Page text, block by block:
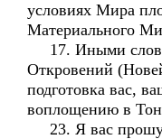
условиях Мира
Материального
17. Иными
Откровений
подготовка вас,
воплощению в
23. Я вас прошу